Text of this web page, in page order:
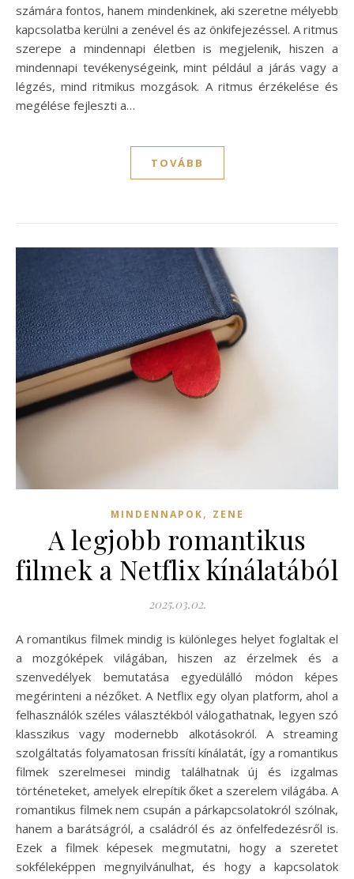
számára fontos, hanem mindenkinek, aki szeretne mélyebb
kapcsolatba kerülni a zenével és az önkifejezéssel. A ritmus
szerepe a mindennapi életben is megjelenik, hiszen a
mindennapi tevékenységeink, mint például a járás vagy a
légzés, mind ritmikus mozgások. A ritmus érzékelése és
megélése fejleszti a…
TOVÁBB
MINDENNAPOK, ZENE
A legjobb romantikus
filmek a Netflix kínálatából
2025.03.02.
A romantikus filmek mindig is különleges helyet foglaltak el
a mozgóképek világában, hiszen az érzelmek és a
szenvedélyek bemutatása egyedülálló módon képes
megérinteni a nézőket. A Netflix egy olyan platform, ahol a
felhasználók széles választékból válogathatnak, legyen szó
klasszikus vagy modernebb alkotásokról. A streaming
szolgáltatás folyamatosan frissíti kínálatát, így a romantikus
filmek szerelmesei mindig találhatnak új és izgalmas
történeteket, amelyek elrepítik őket a szerelem világába. A
romantikus filmek nem csupán a párkapcsolatokról szólnak,
hanem a barátságról, a családról és az önfelfedezésről is.
Ezek a filmek képesek megmutatni, hogy a szeretet
sokféleképpen megnyilvánulhat, és hogy a kapcsolatok